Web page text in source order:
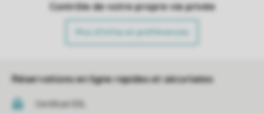
Contrôle de votre propre vie privée
Plus d’infos et préférences
Réservations en ligne rapides et sécurisées
Certificat SSL